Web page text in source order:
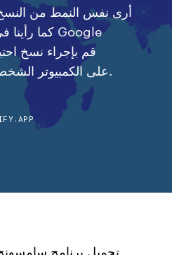
أرى نفس النمط من
Galaxy Note 10 على الكمبيوتر الشخصي.